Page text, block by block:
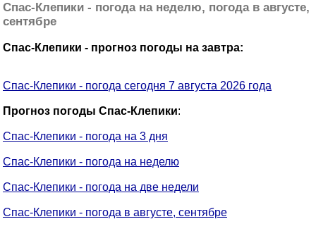
Спас-Клепики - погода на неделю, погода в августе,
сентябре
Спас-Клепики - прогноз погоды на завтра:
Спас-Клепики - погода сегодня 7 августа 2026 года
Прогноз погоды Спас-Клепики:
Спас-Клепики - погода на 3 дня
Спас-Клепики - погода на неделю
Спас-Клепики - погода на две недели
Спас-Клепики - погода в августе, сентябре